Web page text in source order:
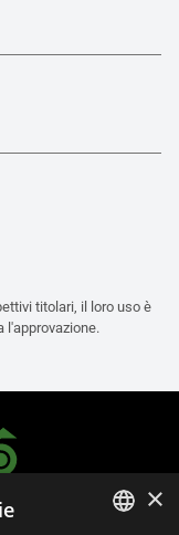
titolari, il loro uso è
l'approvazione.
×